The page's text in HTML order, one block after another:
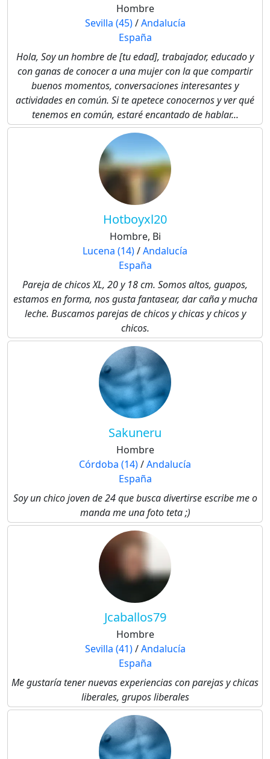
Hombre
Sevilla (45)/Andalucía
España
Hola, Soy un hombre de [tu edad], trabajador, educado y
con ganas de conocer a una mujer con la que compartir
buenos momentos, conversaciones interesantes y
actividades en común. Si te apetece conocernos y ver qué
tenemos en común, estaré encantado de hablar...
Hotboyxl20
Hombre, Bi
Lucena (14)/Andalucía
España
Pareja de chicos XL, 20 y 18 cm. Somos altos, guapos,
estamos en forma, nos gusta fantasear, dar caña y mucha
leche. Buscamos parejas de chicos y chicas y chicos y
chicos.
Sakuneru
Hombre
Córdoba (14)/Andalucía
España
Soy un chico joven de 24 que busca divertirse escribe me o
manda me una foto teta ;)
Jcaballos79
Hombre
Sevilla (41)/Andalucía
España
Me gustaría tener nuevas experiencias con parejas y chicas
liberales, grupos liberales